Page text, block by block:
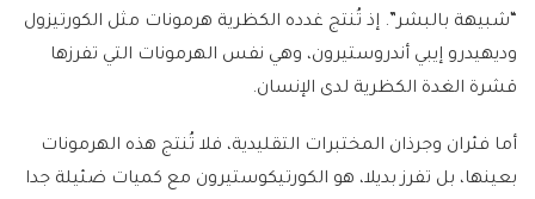
“شبيهة بالبشر”. إذ تُنتج غدده الكظرية هرمونات مثل الكورتيزول
وديهيدرو إيبي أندروستيرون، وهي نفس الهرمونات التي تفرزها
قشرة الغدة الكظرية لدى الإنسان.
أما فئران وجرذان المختبرات التقليدية، فلا تُنتج هذه الهرمونات
بعينها، بل تفرز بديلا، هو الكورتيكوستيرون مع كميات ضئيلة جدا